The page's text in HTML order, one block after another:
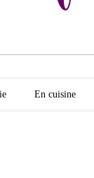
En cuisine